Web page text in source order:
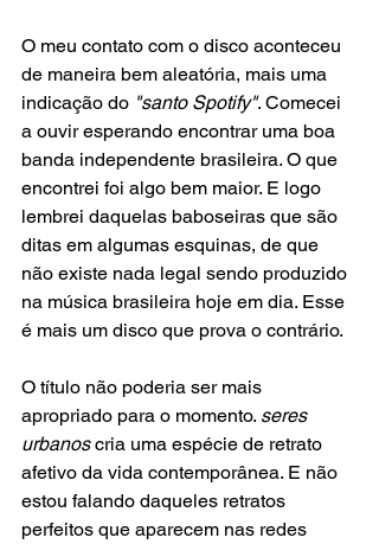
O meu contato com o disco aconteceu
de maneira bem aleatória, mais uma
indicação do "santo Spotify". Comecei
a ouvir esperando encontrar uma boa
banda independente brasileira. O que
encontrei foi algo bem maior. E logo
lembrei daquelas baboseiras que são
ditas em algumas esquinas, de que
não existe nada legal sendo produzido
na música brasileira hoje em dia. Esse
é mais um disco que prova o contrário.
O título não poderia ser mais
apropriado para o momento. seres
urbanos cria uma espécie de retrato
afetivo da vida contemporânea. E não
estou falando daqueles retratos
perfeitos que aparecem nas redes